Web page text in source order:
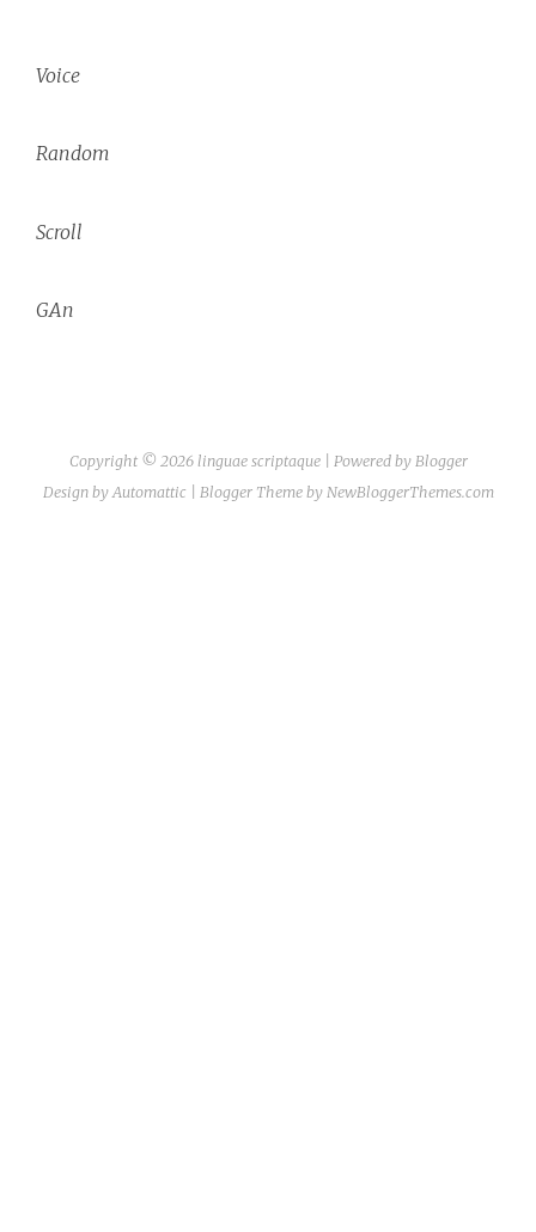
Voice
Random
Scroll
GAn
Copyright © 2026 linguae scriptaque| Powered by Blogger
Design by Automattic | Blogger Theme by NewBloggerThemes.com